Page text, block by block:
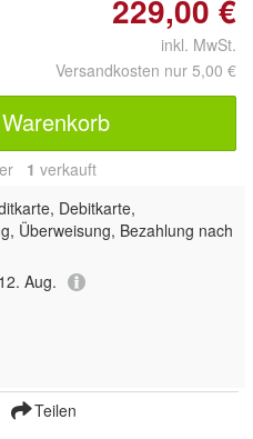
229,00 €
inkl. MwSt.
Versandkosten nur 5,00 €
1 verkauft
Debitkarte,
Überweisung, Bezahlung nach
Aug.
Teilen